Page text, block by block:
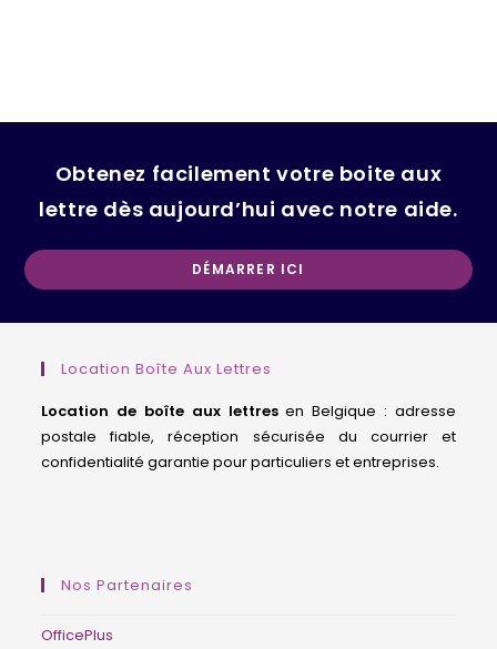
Obtenez facilement votre boite aux
lettre dès aujourd’hui avec notre aide.
DÉMARRER ICI
a
Location Boîte Aux Lettres
Location de boîte aux lettresen Belgique : adresse
postale fiable, réception sécurisée du courrier et
confidentialité garantie pour particuliers et entreprises.
Nos Partenaires
OfficePlus